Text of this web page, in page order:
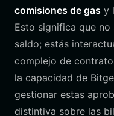
comisiones de gas y
Esto significa que no
saldo; estás
complejo de
la capacidad de
gestionar estas
distintiva sobre las